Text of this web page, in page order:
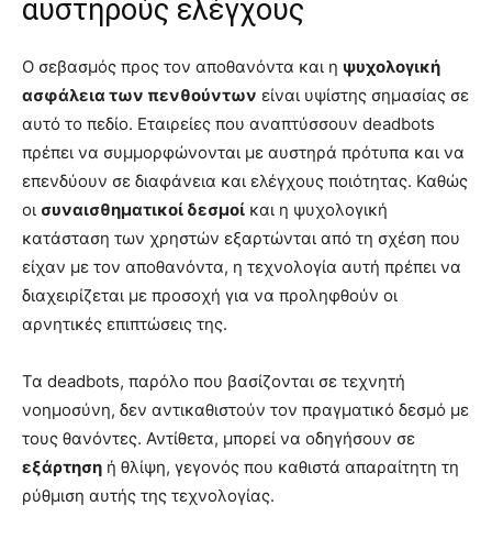
αυστηρούς ελέγχους
Ο σεβασμός προς τον αποθανόντα και η ψυχολογική
ασφάλεια των πενθούντων είναι υψίστης σημασίας σε
αυτό το πεδίο. Εταιρείες που αναπτύσσουν deadbots
πρέπει να συμμορφώνονται με αυστηρά πρότυπα και να
επενδύουν σε διαφάνεια και ελέγχους ποιότητας. Καθώς
οι συναισθηματικοί δεσμοί και η ψυχολογική
κατάσταση των χρηστών εξαρτώνται από τη σχέση που
είχαν με τον αποθανόντα, η τεχνολογία αυτή πρέπει να
διαχειρίζεται με προσοχή για να προληφθούν οι
αρνητικές επιπτώσεις της.
Τα deadbots, παρόλο που βασίζονται σε τεχνητή
νοημοσύνη, δεν αντικαθιστούν τον πραγματικό δεσμό με
τους θανόντες. Αντίθετα, μπορεί να οδηγήσουν σε
εξάρτηση ή θλίψη, γεγονός που καθιστά απαραίτητη τη
ρύθμιση αυτής της τεχνολογίας.